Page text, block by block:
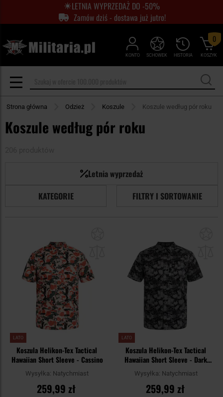
LETNIA WYPRZEDAŻ DO -50%
Zamów dziś - dostawa już jutro!
KONTO HISTORIA
SCHOWEK KOSZYK
0
Strona główna Odzież Koszule Koszule według pór roku
Koszule według pór roku
Letnia wyprzedaż
KATEGORIE
FILTRY I SORTOWANIE
schowka
LATO
Koszula Helikon-Tex Tactical
Hawaiian Short Sleeve - Cassino
Wysyłka: Natychmiast
259,99 zł
LATO
Koszula Helikon-Tex Tactical
Hawaiian Short Sleeve - Dark
Ops
Wysyłka: Natychmiast
259,99 zł